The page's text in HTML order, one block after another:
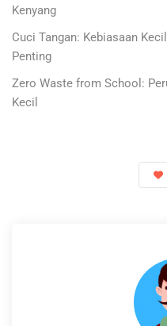
Kenyang
Cuci Tangan: Kebiasaan
Penting
Zero Waste from School:
Kecil